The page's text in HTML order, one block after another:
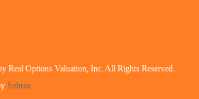
Real Options Valuation, Inc. All Rights Reserved.
Subraa